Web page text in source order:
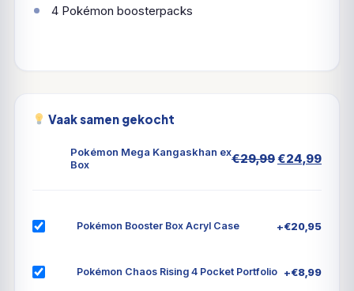
4 Pokémon boosterpacks
Vaak samen gekocht
Pokémon Mega Kangaskhan ex
Box
€29,99
prijs
€24,99
Pokémon Booster Box Acryl Case +€20,95
Pokémon Chaos Rising 4 Pocket Portfolio +€8,99